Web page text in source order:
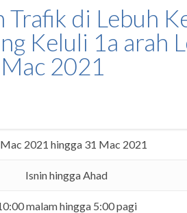
di Lebuh
Keluli 1a arah
2021
2021 hingga 31 Mac 2021
Isnin hingga Ahad
malam hingga 5:00 pagi